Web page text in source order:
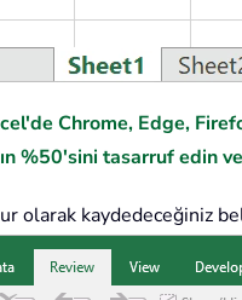
Chrome, Edge,
%50'sini tasarruf edin
olarak kaydedeceğiniz